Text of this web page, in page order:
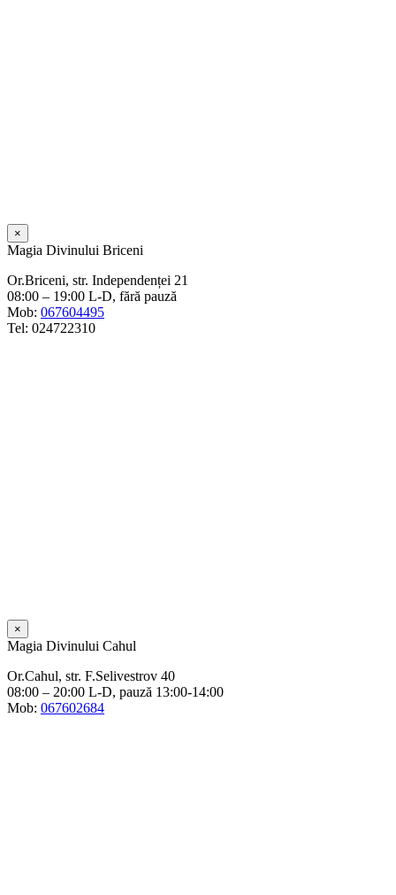
×
Magia Divinului Briceni
Or.Briceni, str. Independenței 21
08:00 – 19:00 L-D, fără pauză
Mob: 067604495
Tel: 024722310
×
Magia Divinului Cahul
Or.Cahul, str. F.Selivestrov 40
08:00 – 20:00 L-D, pauză 13:00-14:00
Mob: 067602684